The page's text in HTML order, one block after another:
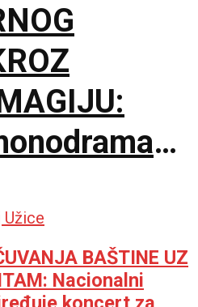
BAŠTINE UZ
Nacionalni